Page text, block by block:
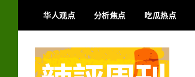
content
华人观点 分析焦点 吃瓜热点